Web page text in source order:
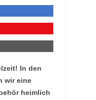
In den
wir eine
heimlich